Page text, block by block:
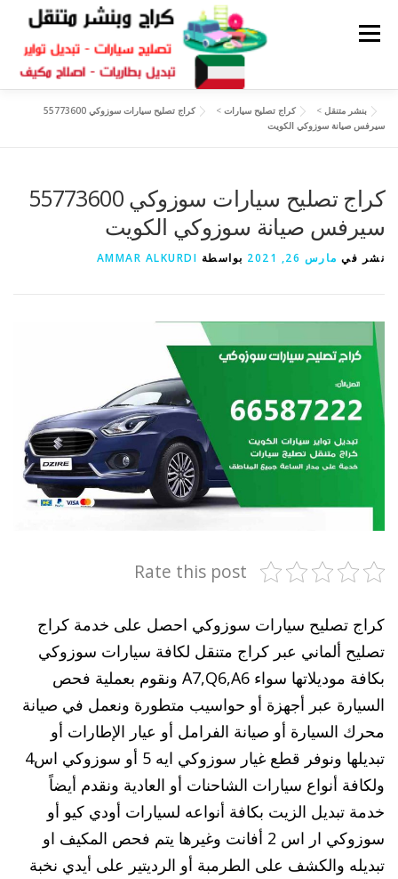
القائمة
كراج متنقل
بنشر متنقل سكراب قطع غيار
بنشر متنقل > كراج تصليح سيارات >
كراج تصليح سيارات سوزوكي 55773600
سيرفس صيانة سوزوكي الكويت
كراج تصليح سيارات سوزوكي 55773600
سيرفس صيانة سوزوكي الكويت
نشر في مارس 26, 2021 بواسطة AMMAR ALKURDI
Rate this post
كراج تصليح سيارات سوزوكي احصل على خدمة كراج
تصليح ألماني عبر كراج متنقل لكافة سيارات سوزوكي
بكافة موديلاتها سواء A7,Q6,A6 ونقوم بعملية فحص
السيارة عبر أجهزة أو حواسيب متطورة ونعمل في صيانة
محرك السيارة أو صيانة الفرامل أو عيار الإطارات أو
تبديلها ونوفر قطع غيار سوزوكي ايه 5 أو سوزوكي اس4
ولكافة أنواع سيارات الشاحنات أو العادية ونقدم أيضاً
خدمة تبديل الزيت بكافة أنواعه لسيارات أودي كيو أو
سوزوكي ار اس 2 أفانت وغيرها يتم فحص المكيف او
تبديله والكشف على الطرمبة أو الرديتير على أيدي نخبة